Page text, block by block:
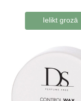
Ielikt grozā